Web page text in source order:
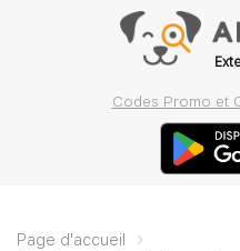
Codes Promo et
Page d'accueil